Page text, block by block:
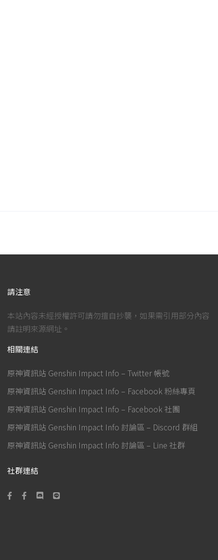
請注意
本站內容未經授權許可請勿擅自抄襲，如果需引用部分內容
請註明來源網址。
相關連結
原神資訊站 Genshin Impact Info – Twitter 帳號
原神資訊站 Genshin Impact Info – Facebook 粉絲專頁
原神資訊站 Genshin Impact Info – Facebook 社團
原神資訊站 Genshin Impact Info 討論區 – Discord 群組
原神資訊站 Genshin Impact Info 討論區 – Line 社群
社群連結